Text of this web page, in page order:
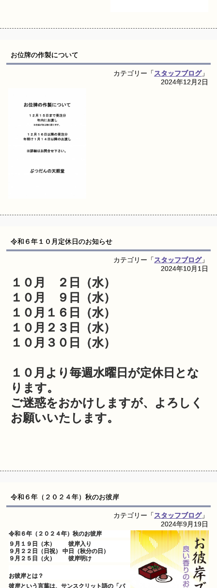
お位牌の作製について
カテゴリー「スタッフブログ」
2024年12月2日
令和６年１０月定休日のお知らせ
カテゴリー「スタッフブログ」
2024年10月1日
１０月 ２日（水）
１０月 ９日（水）
１０月１６日（水）
１０月２３日（水）
１０月３０日（水）
１０月より毎週水曜日が定休日とな
ります。
ご迷惑をおかけしますが、よろしく
お願いいたします。
令和６年（２０２４年）秋のお彼岸
カテゴリー「スタッフブログ」
2024年9月19日
令和６年（２０２４年）秋のお彼岸
９月１９日（木） 彼岸入り
９月２２日（日祝） 中日（秋分の日）
９月２５日（火） 彼岸明け
お彼岸とは？
彼岸という言葉は、サンスクリット語の「パ